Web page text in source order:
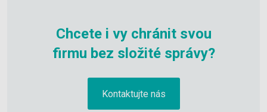
Chcete i vy chránit svou
firmu bez složité správy?
Kontaktujte nás